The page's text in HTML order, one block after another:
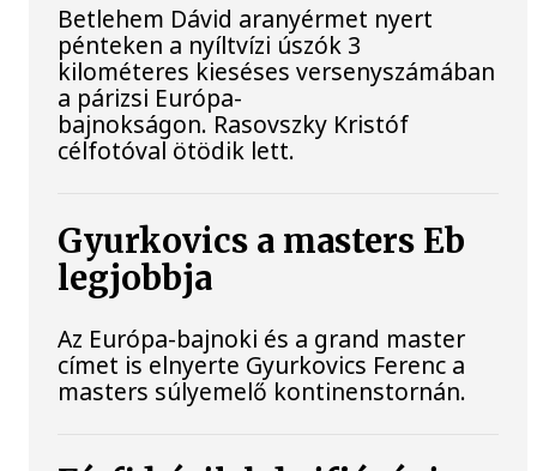
Betlehem Dávid aranyérmet nyert
pénteken a nyíltvízi úszók 3
kilométeres kieséses versenyszámában
a párizsi Európa-
bajnokságon. Rasovszky Kristóf
célfotóval ötödik lett.
Gyurkovics a masters Eb
legjobbja
Az Európa-bajnoki és a grand master
címet is elnyerte Gyurkovics Ferenc a
masters súlyemelő kontinenstornán.